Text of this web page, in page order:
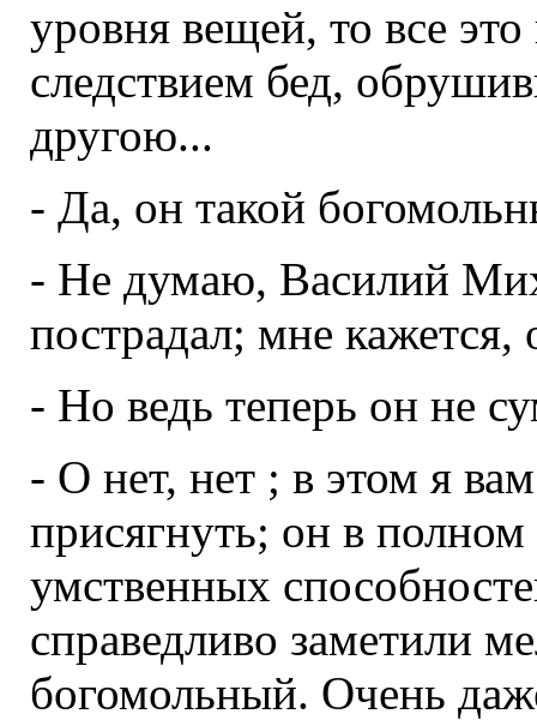
уровня вещей, то все
следствием бед,
другою...
- Да, он такой
- Не думаю, Василий
пострадал; мне
- Но ведь теперь он не
- О нет, нет ; в этом я
присягнуть; он в полном
умственных
справедливо заметили
богомольный. Очень